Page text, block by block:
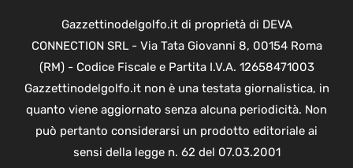
Gazzettinodelgolfo.it di proprietà di DEVA
CONNECTION SRL - Via Tata Giovanni 8, 00154 Roma
(RM) - Codice Fiscale e Partita I.V.A. 12658471003
Gazzettinodelgolfo.it non è una testata giornalistica, in
quanto viene aggiornato senza alcuna periodicità. Non
può pertanto considerarsi un prodotto editoriale ai
sensi della legge n. 62 del 07.03.2001